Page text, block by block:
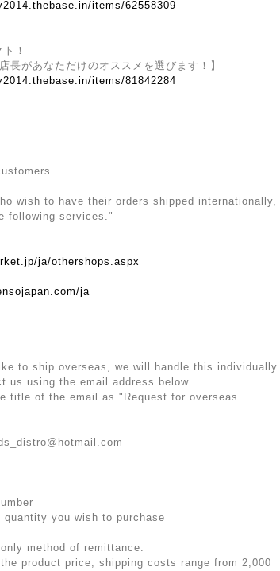
items/62558309
！
長があなただけのオススメを選びます！】
items/81842284
wish to have their orders shipped internationally,
following services."
ja/othershops.aspx
ja
to ship overseas, we will handle this individually.
us using the email address below.
title of the email as "Request for overseas
quantity you wish to purchase
method of remittance.
product price, shipping costs range from 2,000